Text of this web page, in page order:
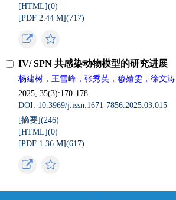
[HTML](0)
[PDF 2.44 M](717)
IV/ SPN 共感染动物模型的研究进展
杨建树，王雪峰，张秀英，穆婧雯，徐文涛
2025, 35(3):170-178.
DOI: 10.3969/j.issn.1671-7856.2025.03.015
[摘要](246)
[HTML](0)
[PDF 1.36 M](617)